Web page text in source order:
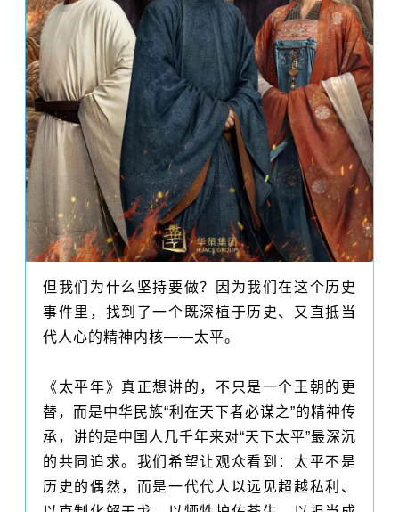
但我们为什么坚持要做？因为我们在这个历史
事件里，找到了一个既深植于历史、又直抵当
代人心的精神内核——太平。
《太平年》真正想讲的，不只是一个王朝的更
替，而是中华民族“利在天下者必谋之”的精神传
承，讲的是中国人几千年来对“天下太平”最深沉
的共同追求。我们希望让观众看到：太平不是
历史的偶然，而是一代代人以远见超越私利、